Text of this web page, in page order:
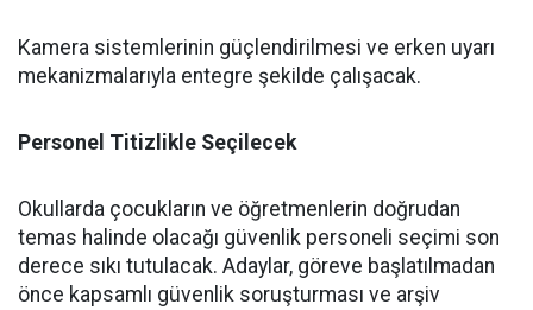
​Kamera sistemlerinin güçlendirilmesi ve erken uyarı
mekanizmalarıyla entegre şekilde çalışacak.
​Personel Titizlikle Seçilecek
​Okullarda çocukların ve öğretmenlerin doğrudan
temas halinde olacağı güvenlik personeli seçimi son
derece sıkı tutulacak. Adaylar, göreve başlatılmadan
önce kapsamlı güvenlik soruşturması ve arşiv